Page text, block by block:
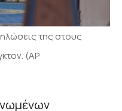
της στους
(AP